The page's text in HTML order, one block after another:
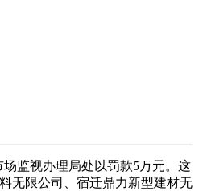
监视办理局处以罚款5万元。这
无限公司、宿迁鼎力新型建材无